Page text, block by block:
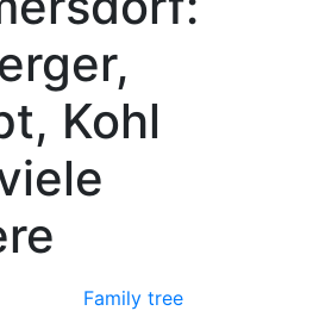
Kohl
Family tree